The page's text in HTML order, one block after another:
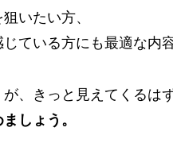
いたい方、
ている方にも最適な内容
、きっと見えてくるはず
しょう。